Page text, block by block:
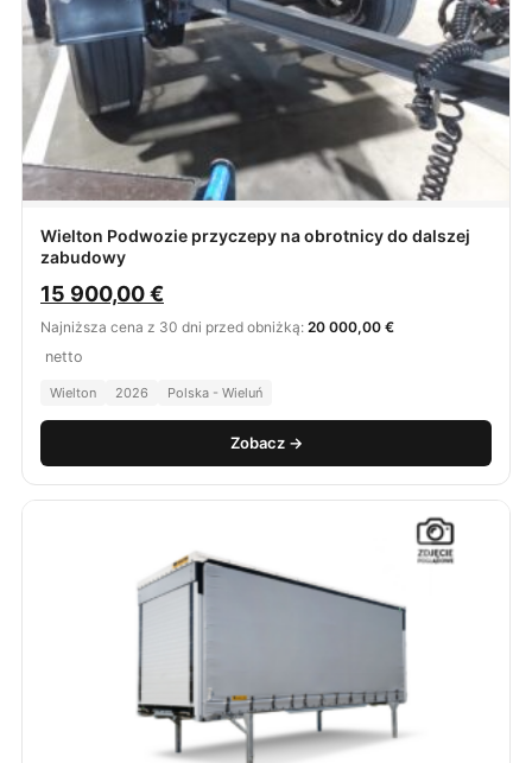
Wielton Podwozie przyczepy na obrotnicy do dalszej
zabudowy
15 900,00€
Najniższa cena z 30 dni przed obniżką: 20 000,00 €
netto
Wielton 2026 Polska - Wieluń
Zobacz →